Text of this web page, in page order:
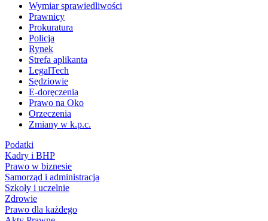
Wymiar sprawiedliwości
Prawnicy
Prokuratura
Policja
Rynek
Strefa aplikanta
LegalTech
Sędziowie
E-doręczenia
Prawo na Oko
Orzeczenia
Zmiany w k.p.c.
Podatki
Kadry i BHP
Prawo w biznesie
Samorząd i administracja
Szkoły i uczelnie
Zdrowie
Prawo dla każdego